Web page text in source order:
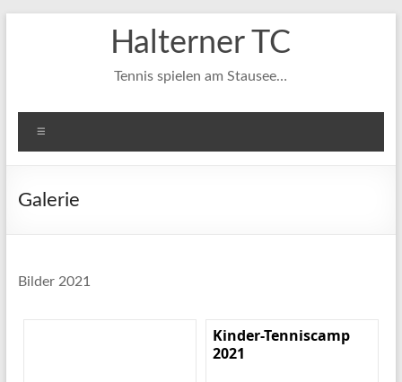
Halterner TC
Tennis spielen am Stausee…
Galerie
Bilder 2021
Kinder-Tenniscamp
2021